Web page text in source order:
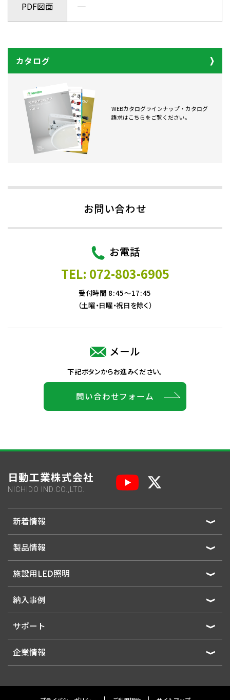
PDF図面 ─
カタログ
WEBカタログラインナップ・カタログ
請求はこちらをご覧ください。
お問い合わせ
お電話
TEL: 072-803-6905
受付時間 8:45～17:45
（土曜・日曜・祝日を除く）
メール
下記ボタンからお進みください。
問い合わせフォーム
日動工業株式会社
NICHIDO IND.CO.,LTD.
新着情報
製品情報
施設用LED照明
納入事例
サポート
企業情報